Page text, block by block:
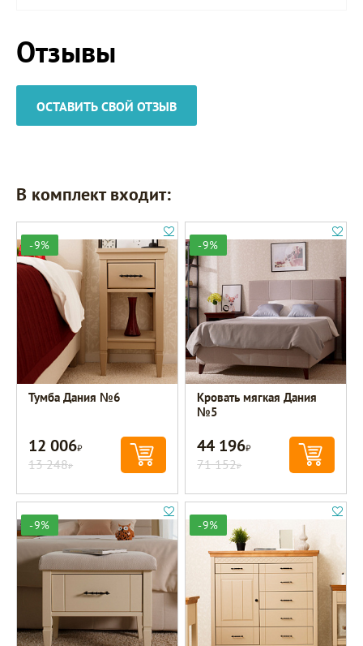
Отзывы
ОСТАВИТЬ СВОЙ ОТЗЫВ
В комплект входит:
-9%
Тумба Дания №6
12 006Р
13 248Р
-9%
Кровать мягкая Дания
№5
44 196Р
71 152Р
-9% -9%